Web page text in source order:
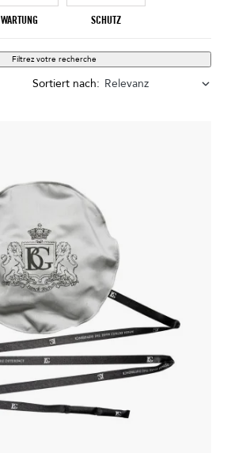
WARTUNG SCHUTZ
Filtrez votre recherche
Sortiert nach: Relevanz